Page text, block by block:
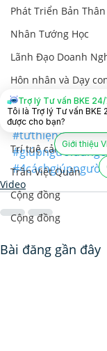
Phát Triển Bản Thân
Nhân Tướng Học
Lãnh Đạo Doanh
Hôn nhân và Dạy
Kinh Dịch
Thần số học và DISC
Trí tuệ cảm xúc
Trần Việt Quân
Cộng đồng
Cộng đồng
#4cáchgiúpngười
Video
Bài đăng gần đây
Trợ lý Tư vấn BKE
Tôi là Trợ lý Tư vấn
được cho bạn?
Giới thiệu